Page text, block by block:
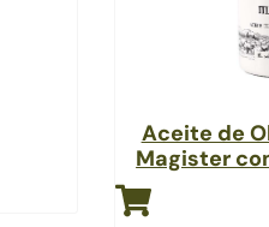
Aceite de
Magister